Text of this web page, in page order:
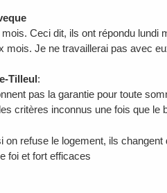
Ceci dit, ils ont répondu
mois. Je ne travaillerai pas avec
Tilleul:
pas la garantie pour toute
critères inconnus une fois que le
on refuse le logement, ils
foi et fort efficaces